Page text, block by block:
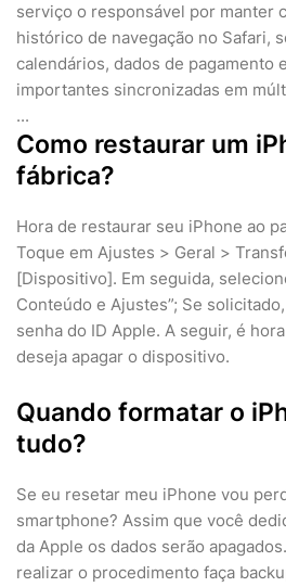
serviço o responsável por manter
histórico de navegação no Safari,
calendários, dados de pagamento
importantes sincronizadas em
...
Como restaurar um
fábrica?
Hora de restaurar seu iPhone ao
Toque em Ajustes > Geral >
[Dispositivo]. Em seguida,
Conteúdo e Ajustes”; Se
senha do ID Apple. A seguir, é
deseja apagar o dispositivo.
Quando formatar o
tudo?
Se eu resetar meu iPhone vou
smartphone? Assim que você
da Apple os dados serão
realizar o procedimento faça